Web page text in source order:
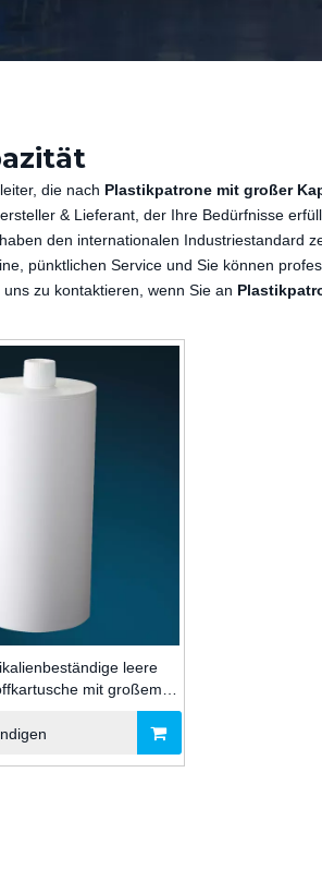
die nach Plastikpatrone mit großer
& Lieferant, der Ihre Bedürfnisse
den internationalen Industriestandard
pünktlichen Service und Sie können
zu kontaktieren, wenn Sie an
leere
mit großem
zum Abdichten von
im Bauwesen